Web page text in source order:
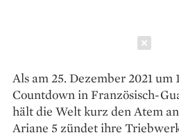
Als am 25. Dezember 2021 um
Countdown in Fran­zösisch-­
hält die Welt kurz den Atem
Ariane 5 zündet ihre